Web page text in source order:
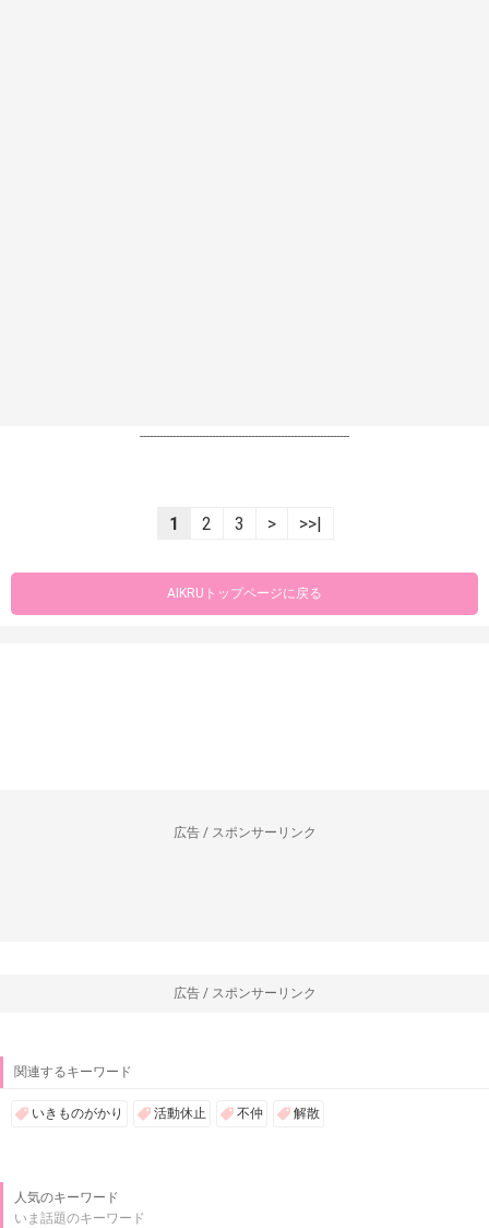
----------------------------------------------------------------
1 2 3 > >>|
AIKRUトップページに戻る
広告 / スポンサーリンク
広告 / スポンサーリンク
関連するキーワード
いきものがかり 活動休止 不仲 解散
人気のキーワード
いま話題のキーワード